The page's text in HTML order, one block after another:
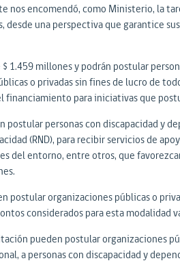
nos encomendó, como Ministerio, la
desde una perspectiva que garantice
1.459 millones y podrán postular
o privadas sin fines de lucro de
financiamiento para iniciativas que
postular personas con discapacidad y
(RND), para recibir servicios de
del entorno, entre otros, que
postular organizaciones públicas o
considerados para esta modalidad
pueden postular organizaciones
a personas con discapacidad y